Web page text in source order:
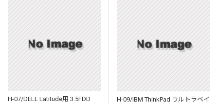
H-07/DELL Latitude用 3.5FDD
H-09/IBM ThinkPad ウルトラベイ